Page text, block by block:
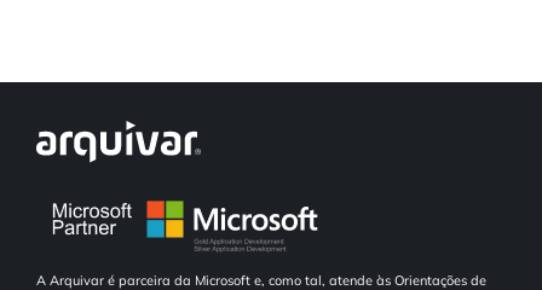
A Arquivar é parceira da Microsoft e, como tal, atende às Orientações de